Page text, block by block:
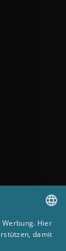
GERMAN
Hier
damit